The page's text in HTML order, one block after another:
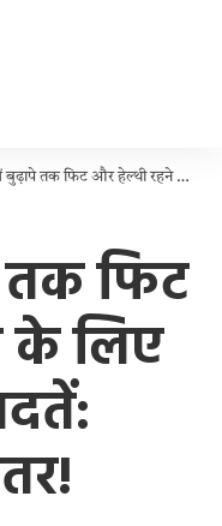
फिट और हेल्थी रहने के लिए अपनाएं ये 5 आदतें: सेहत रहेगी बेहतर!
तक फिट
के लिए